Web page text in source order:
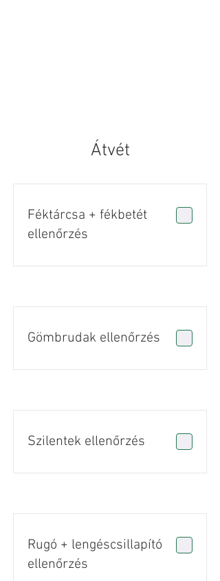
Átvét
Féktárcsa + fékbetét
ellenőrzés
Gömbrudak ellenőrzés
Szilentek ellenőrzés
Rugó + lengéscsillapító
ellenőrzés